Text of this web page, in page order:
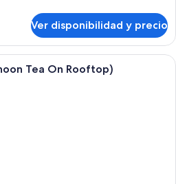
Ver disponibilidad y precio
Habitación de hotel con una cama
Tea On Rooftop)